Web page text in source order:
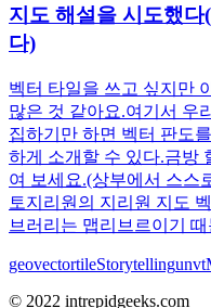
지도 해설을 시도했
다)
벡터 타일을 쓰고 싶지만
많은 것 같아요.여기서 우
집하기만 하면 벡터 판도
하게 소개할 수 있다.금방
여 보세요.(상부에서 스스
토지리원의 지리원 지도
브러리는 맵리브르이기 때
geovectortileStorytellingunvt
© 2022 intrepidgeeks.com